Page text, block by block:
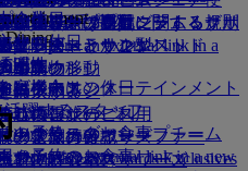
グリートの手配ミート＆グリ
配 Opens an external link in a
コネクト
の予約
ー予約
イン・オプション
港
ツ・ターミナル3
ル間の移動
の予約
バス・サービス
は破損手荷物
コンテンツ
Fi
け機内エンターテインメント
トクラスのお食事
クラスのお食事
トクラス・ラウンジ
クラス・ラウンジ
のラウンジ
ーラウンジ
ラウンジのご利用
・ラウンジ
ョッピング
び幼児向け運賃に関する規則
ドシートとかご型ベッド
れのご旅行
のご旅行
荷物許容量
企業
明性
ビジネス
躍するスタッフ
ツのリーダーシップチーム
Opens an external link in a new
・ドバイ
キ
アップ
Dining
の休日
化の休日
滞在
客様向けの休日
ァミリー・プログラム
ご利用
申請
購入する
ご獲得
ーズ・スカイサーファー
ExclusivesSkywards Exclusives
ム内容
質問
紛失または盗難に関するサポ
コネクト
航情報
の状況の確認
い
エミレーツ商品
サービスとリクエスト
遺失物
備
ツ・スカイワーズ
ツ・ビジネスリワーズ